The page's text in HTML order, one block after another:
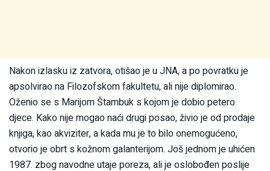
Nakon izlasku iz zatvora, otišao je u JNA, a po povratku je
apsolvirao na Filozofskom fakultetu, ali nije diplomirao.
Oženio se s Marijom Štambuk s kojom je dobio petero
djece. Kako nije mogao naći drugi posao, živio je od prodaje
knjiga, kao akviziter, a kada mu je to bilo onemogućeno,
otvorio je obrt s kožnom galanterijom. Još jednom je uhićen
1987. zbog navodne utaje poreza, ali je oslobođen poslije